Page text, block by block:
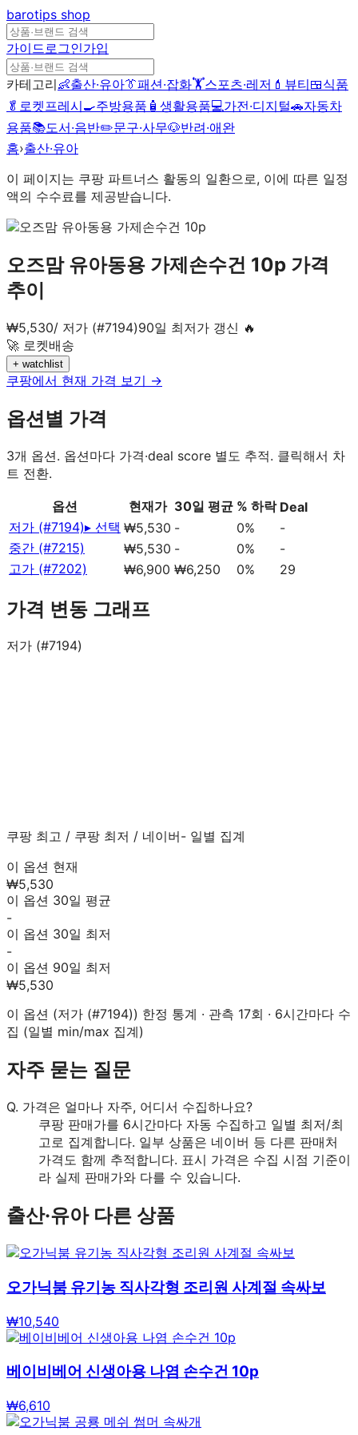
barotips shop
가이드로그인가입
카테고리👶출산·유아👔패션·잡화🏋️스포츠·레저 💄 뷰티🍱식품
🥬 로켓프레시🍳주방용품 🧴 생활용품💻가전·디지털🚗자동차
용품📚도서·음반✏️문구·사무🐶반려·애완
홈›출산·유아
이 페이지는 쿠팡 파트너스 활동의 일환으로, 이에 따른 일정
액의 수수료를 제공받습니다.
오즈맘 유아동용 가제손수건 10p 가격
추이
₩5,530/ 저가 (#7194)90일 최저가 갱신 🔥
🚀 로켓배송
+ watchlist
쿠팡에서 현재 가격 보기 →
옵션별 가격
3개 옵션. 옵션마다 가격·deal score 별도 추적. 클릭해서 차
트 전환.
옵션 현재가 30일 평균 % 하락 Deal
저가 (#7194)▸ 선택 ₩5,530 - 0%
-
중간 (#7215)
₩5,530 - 0%
-
고가 (#7202)
₩6,900 ₩6,250 0% 29
가격 변동 그래프
저가 (#7194)
쿠팡 최고 / 쿠팡 최저 / 네이버- 일별 집계
이 옵션 현재
₩5,530
이 옵션 30일 평균
-
이 옵션 30일 최저
-
이 옵션 90일 최저
₩5,530
이 옵션 (저가 (#7194)) 한정 통계 · 관측 17회 · 6시간마다 수
집 (일별 min/max 집계)
자주 묻는 질문
Q. 가격은 얼마나 자주, 어디서 수집하나요?
쿠팡 판매가를 6시간마다 자동 수집하고 일별 최저/최
고로 집계합니다. 일부 상품은 네이버 등 다른 판매처
가격도 함께 추적합니다. 표시 가격은 수집 시점 기준이
라 실제 판매가와 다를 수 있습니다.
출산·유아다른 상품
오가닉붐 유기농 직사각형 조리원 사계절 속싸보
₩10,540
베이비베어 신생아용 나염 손수건 10p
₩6,610